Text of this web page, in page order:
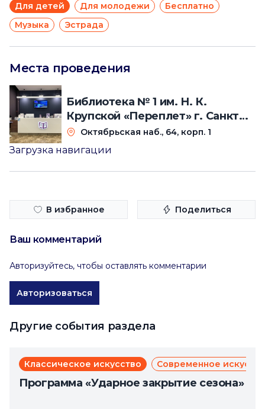
Для детей Для молодежи
Бесплатно
Музыка
Эстрада
Места проведения
Библиотека № 1 им. Н. К.
Крупской «Переплет» г. Санкт-
Петербурга
Октябрьская наб., 64, корп. 1
Загрузка навигации
В избранное Поделиться
Ваш комментарий
Авторизуйтесь, чтобы оставлять комментарии
Авторизоваться
Другие события раздела
Классическое искусство Современное
Программа «Ударное закрытие сезона»